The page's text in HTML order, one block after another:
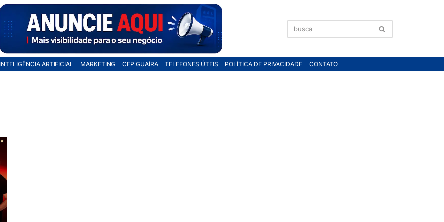
INTELIGÊNCIA ARTIFICIAL MARKETING CEP GUAÍRA TELEFONES ÚTEIS POLÍTICA DE PRIVACIDADE CONTATO